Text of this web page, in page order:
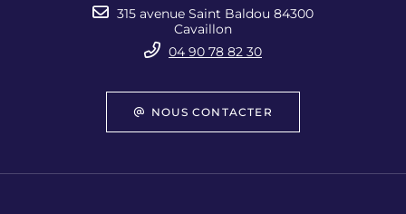
315 avenue Saint Baldou 84300
Cavaillon
04 90 78 82 30
NOUS CONTACTER